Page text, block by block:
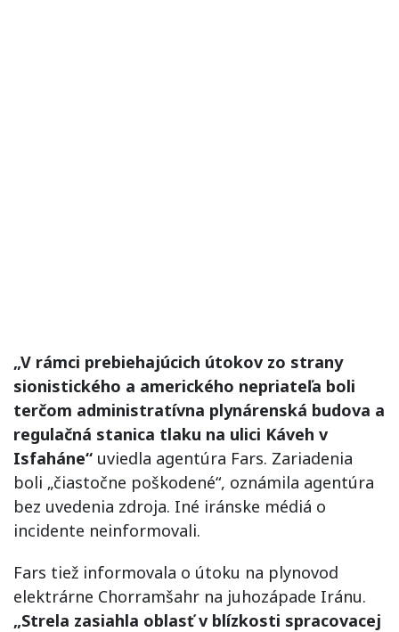
„V rámci prebiehajúcich útokov zo strany
sionistického a amerického nepriateľa boli
terčom administratívna plynárenská budova a
regulačná stanica tlaku na ulici Káveh v
Isfaháne“ uviedla agentúra Fars. Zariadenia
boli „čiastočne poškodené“, oznámila agentúra
bez uvedenia zdroja. Iné iránske médiá o
incidente neinformovali.
Fars tiež informovala o útoku na plynovod
elektrárne Chorramšahr na juhozápade Iránu.
„Strela zasiahla oblasť v blízkosti spracovacej